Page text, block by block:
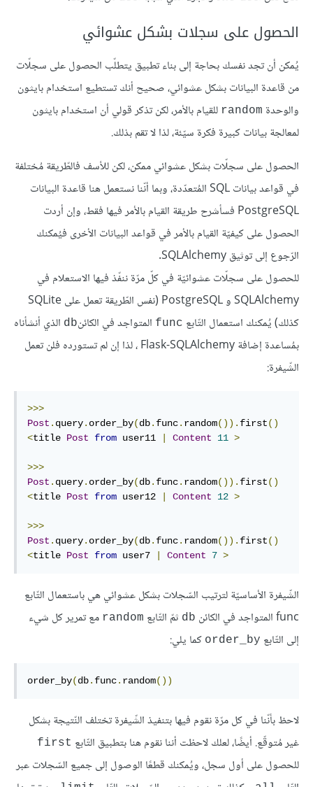
الحصول على سجلات بشكل عشوائي
يُمكن أن تجد نفسك بحاجة إلى بناء تطبيق يتطلّب الحصول على سجلّات
من قاعدة البيانات بشكل عشوائي، صحيح أنك تستطيع استخدام بايثون
والوحدة random للقيام بالأمر، لكن تذكر قولي أن استخدام بايثون
لمعالجة بيانات كبيرة فكرة سيّئة، لذا لا تقم بذلك.
الحصول على سجلّات بشكل عشوائي ممكن، لكن للأسف فالطّريقة مُختلفة
في قواعد بيانات SQL المُتعدّدة، وبما أنّنا نستعمل هنا قاعدة البيانات
PostgreSQL فسأشرح طريقة القيام بالأمر فيها فقط، وإن أردت
الحصول على كيفيّة القيام بالأمر في قواعد البيانات الأخرى فيُمكنك
الرّجوع إلى توثيق SQLAlchemy.
للحصول على سجلّات عشوائيّة في كلّ مرّة ننفّذ فيها الاستعلام في
SQLAlchemy و PostgreSQL (نفس الطّريقة تعمل على SQLite
كذلك) يُمكنك استعمال التّابع func المتواجد في الكائنdb الذي أنشأناه
بمُساعدة إضافة Flask-SQLAlchemy ، لذا إن لم تستورده فلن تعمل
الشّيفرة:
>>>
Post . query. order_by(db. func. random()). first()
<title Post from user11 Content 11 >
>>>
Post . query. order_by(db. func. random()). first()
<title Post from user12 Content 12 >
>>>
Post . query. order_by(db. func. random()). first()
<title Post from user7 Content 7 >
الشّيفرة الأساسيّة لترتيب السّجلات بشكل عشوائي هي باستعمال التّابع
func المتواجد في الكائن
db ثمّ التّابع random مع تمرير كل شيء
إلى التّابع order_by كما يلي:
order_by(db. func. random())
لاحظ بأنّنا في كل مرّة نقوم فيها بتنفيذ الشّيفرة تختلف النّتيجة بشكل
غير مُتوقّع. أيضًا، لعلك لاحظت أننا نقوم هنا بتطبيق التّابع first
للحصول على أول سجل، ويُمكنك قطعًا الوصول إلى جميع السّجلات عبر